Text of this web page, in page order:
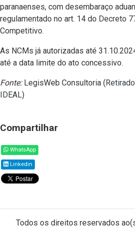
paranaenses, com desembaraço
regulamentado no art. 14 do Decreto
Competitivo.
As NCMs já autorizadas até
até a data limite do ato concessivo.
Fonte:LegisWeb Consultoria (
IDEAL)
Compartilhar
WhatsApp
Linkedin
Todos os direitos reservados